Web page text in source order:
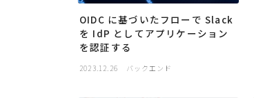
OIDC に基づいたフローで Slack
を IdP としてアプリケーション
を認証する
2023.12.26 バックエンド